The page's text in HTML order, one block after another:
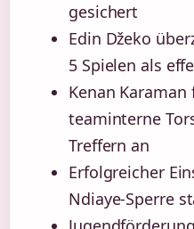
gesichert
Edin Džeko
5 Spielen als
Kenan
teaminterne
Treffern an
Erfolgreicher
Ndiaye-Sperre